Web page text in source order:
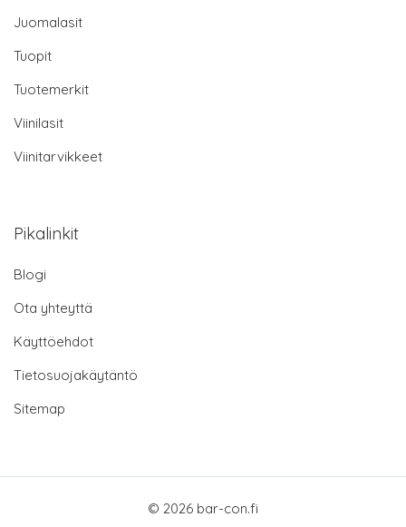
Juomalasit
Tuopit
Tuotemerkit
Viinilasit
Viinitarvikkeet
Pikalinkit
Blogi
Ota yhteyttä
Käyttöehdot
Tietosuojakäytäntö
Sitemap
© 2026 bar-con.fi